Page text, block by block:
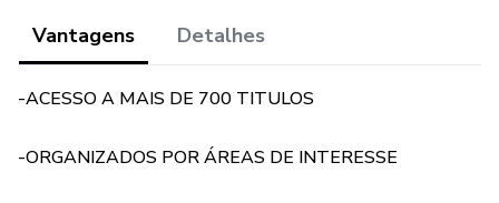
Acupuntura
Anatomia do cão e do gato, grandes animais e animais
Vantagens Detalhes
-ACESSO A MAIS DE 700 TITULOS
-ORGANIZADOS POR ÁREAS DE INTERESSE